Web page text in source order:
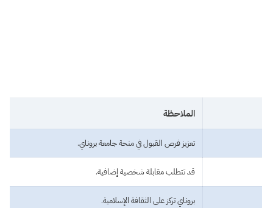
الملاحظة
تعزيز فرص القبول في منحة جامعة بروناي.
قد تتطلب مقابلة شخصية إضافية.
بروناي تركز على الثقافة الإسلامية.